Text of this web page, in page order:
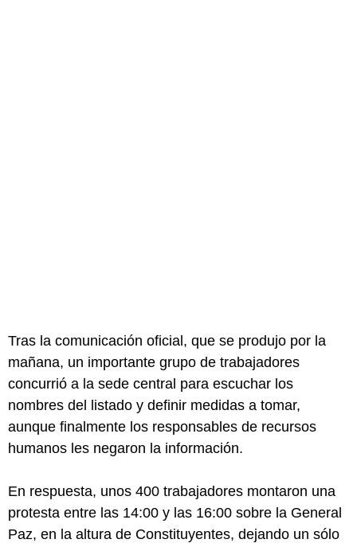
Tras la comunicación oficial, que se produjo por la
mañana, un importante grupo de trabajadores
concurrió a la sede central para escuchar los
nombres del listado y definir medidas a tomar,
aunque finalmente los responsables de recursos
humanos les negaron la información.
En respuesta, unos 400 trabajadores montaron una
protesta entre las 14:00 y las 16:00 sobre la General
Paz, en la altura de Constituyentes, dejando un sólo